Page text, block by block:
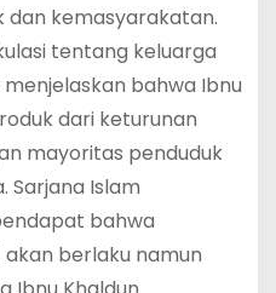
dan kemasyarakatan.
tentang keluarga
bahwa Ibnu
dari keturunan
mayoritas penduduk
Sarjana Islam
bahwa
berlaku namun